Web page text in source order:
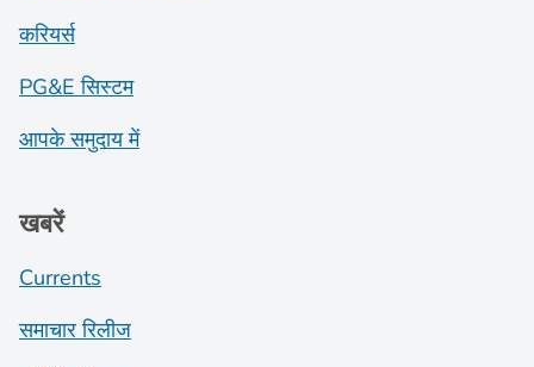
करियर्स
PG&E सिस्टम
आपके समुदाय में
खबरें
Currents
समाचार रिलीज